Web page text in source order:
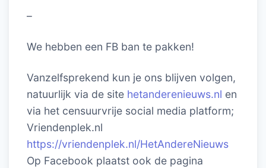
–
We hebben een FB ban te pakken!
Vanzelfsprekend kun je ons blijven volgen,
natuurlijk via de site hetanderenieuws.nl en
via het censuurvrije social media platform;
Vriendenplek.nl
https://vriendenplek.nl/HetAndereNieuws
Op Facebook plaatst ook de pagina